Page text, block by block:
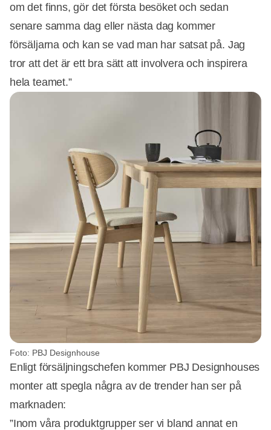
om det finns, gör det första besöket och sedan
senare samma dag eller nästa dag kommer
försäljarna och kan se vad man har satsat på. Jag
tror att det är ett bra sätt att involvera och inspirera
hela teamet.”
Foto: PBJ Designhouse
Enligt försäljningschefen kommer PBJ Designhouses
monter att spegla några av de trender han ser på
marknaden:
”Inom våra produktgrupper ser vi bland annat en